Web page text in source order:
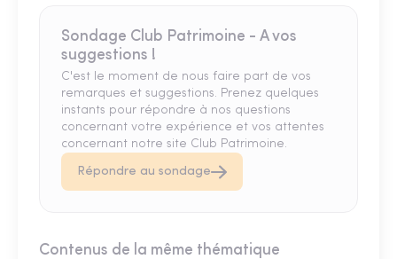
Sondage Club Patrimoine - A vos
suggestions !
C'est le moment de nous faire part de vos
remarques et suggestions. Prenez quelques
instants pour répondre à nos questions
concernant votre expérience et vos attentes
concernant notre site Club Patrimoine.
Répondre au sondage
Contenus de la même thématique